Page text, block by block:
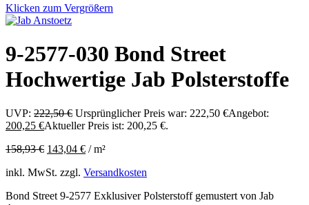
Klicken zum Vergrößern
9-2577-030 Bond Street
Hochwertige Jab Polsterstoffe
UVP: 222,50€ Ursprünglicher Preis war: 222,50 €Angebot:
200,25 €Aktueller Preis ist: 200,25 €.
158,93€ 143,04 € /m²
inkl. MwSt. zzgl. Versandkosten
Bond Street 9-2577 Exklusiver Polsterstoff gemustert von Jab